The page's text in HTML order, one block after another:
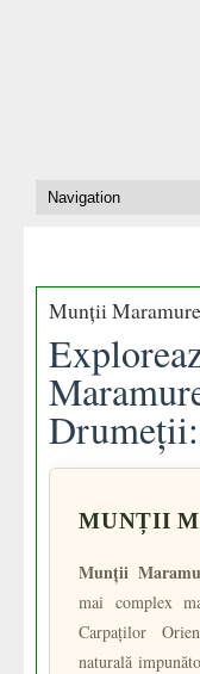
Munții
Drumeții:
MUNȚII
Munții
mai complex
Carpaților
naturală